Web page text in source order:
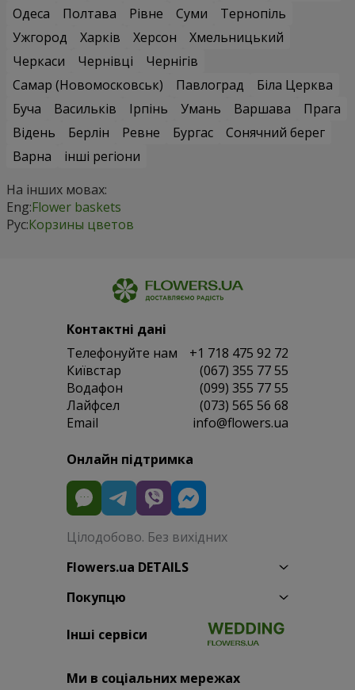
Одеса
Полтава Рівне Суми
Тернопіль
Ужгород
Харків Херсон
Хмельницький
Черкаси
Чернівці
Чернігів
Самар (Новомосковськ)
Павлоград
Біла Церква
Буча
Васильків Ірпінь Умань Варшава
Прага
Відень
Берлін Ревне Бургас
Сонячний берег
Варна
інші регіони
На інших мовах:
Eng:Flower baskets
Рус:Корзины цветов
Контактні дані
Телефонуйте нам
+1 718 475 92 72
Київстар
(067) 355 77 55
Водафон
(099) 355 77 55
Лайфсел
(073) 565 56 68
Email
info@flowers.ua
Онлайн підтримка
Цілодобово. Без вихідних
Flowers.ua DETAILS
Покупцю
Інші сервіси
Ми в соціальних мережах